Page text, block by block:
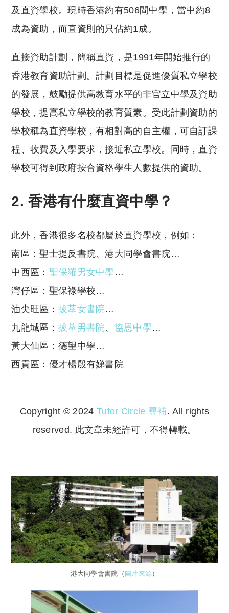
及直資學校。現時香港約有506間中學，當中約8
成為資助，而直資則的只佔約1成。
直接資助計劃，簡稱直資，是1991年開始推行的
香港教育資助計劃。計劃目標是促進優質私立學校
的發展，鼓勵提供高教育水平的非官立中學及資助
學校，提高私立學校的教育質素。受此計劃資助的
學校稱為直資學校，有相對高的自主權，可自訂課
程、收費及入學要求，接近私立學校。同時，直資
學校可得到政府按合資格學生人數提供的資助。
2. 香港有什麼直資中學？
此外，香港很多名校都屬於直資學校，例如：
南區：聖士提反書院、港大同學會書院…
中西區： 聖保羅男女中學 …
灣仔區：聖保祿學校…
油尖旺區： 拔萃女書院…
九龍城區： 拔萃男書院、 協恩中學…
黃大仙區：德望中學…
西貢區：優才楊殷有娣書院
Copyright © 2024 Tutor Circle 尋補. All rights
reserved. 此文章未經許可，不得轉載。
港大同學會書院（ 圖片來源）